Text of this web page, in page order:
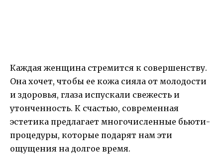
Каждая женщина стремится к совершенству.
Она хочет, чтобы ее кожа сияла от молодости
и здоровья, глаза испускали свежесть и
утонченность. К счастью, современная
эстетика предлагает многочисленные бьюти-
процедуры, которые подарят нам эти
ощущения на долгое время.